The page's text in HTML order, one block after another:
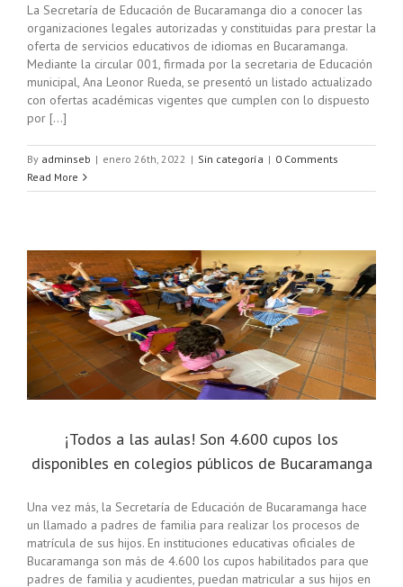
La Secretaría de Educación de Bucaramanga dio a conocer las
organizaciones legales autorizadas y constituidas para prestar la
oferta de servicios educativos de idiomas en Bucaramanga.
Mediante la circular 001, firmada por la secretaria de Educación
municipal, Ana Leonor Rueda, se presentó un listado actualizado
con ofertas académicas vigentes que cumplen con lo dispuesto
por [...]
By adminseb | enero 26th, 2022 | Sin categoría | 0 Comments
Read More
¡Todos a las aulas! Son 4.600 cupos los
disponibles en colegios públicos de Bucaramanga
Una vez más, la Secretaría de Educación de Bucaramanga hace
un llamado a padres de familia para realizar los procesos de
matrícula de sus hijos. En instituciones educativas oficiales de
Bucaramanga son más de 4.600 los cupos habilitados para que
padres de familia y acudientes, puedan matricular a sus hijos en